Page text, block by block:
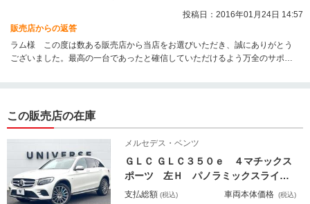
投稿日：2016年01月24日 14:57
販売店からの返答
ラム様 この度は数ある販売店から当店をお選びいただき、誠にありがとう
ございました。最高の一台であったと確信していただけるよう万全のサポー
社の強みのひとつです。安心の保証にご加入いただいておりますので、愛車
送りください。今後ともどうぞよろしくお願いいたします。
この販売店の在庫
メルセデス・ベンツ
ＧＬＣ ＧＬＣ３５０ｅ ４マチックス
ポーツ 左Ｈ パノラミックスライデ
ィングルーフ Ｂｕｒｍｅｓｔｅｒ
支払総額 (税込) 車両本体価格 (税込)